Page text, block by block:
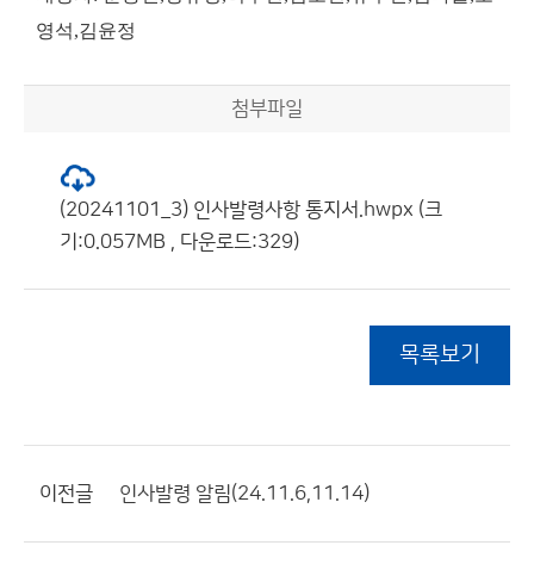
영석,김윤정
첨부파일
(20241101_3) 인사발령사항 통지서.hwpx (크
기:0.057MB , 다운로드:329)
목록보기
이전글 인사발령 알림(24.11.6,11.14)